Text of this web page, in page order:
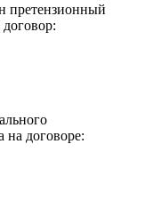
претензионный
на договоре: